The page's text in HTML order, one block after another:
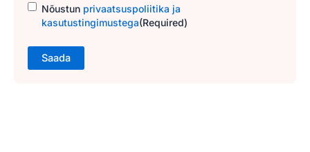
Consent(Required)
Nõustun privaatsuspoliitika ja
kasutustingimustega(Required)